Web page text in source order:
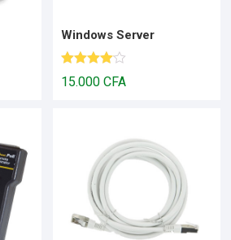
Windows Server
Note4.00
sur 5
15.000 CFA